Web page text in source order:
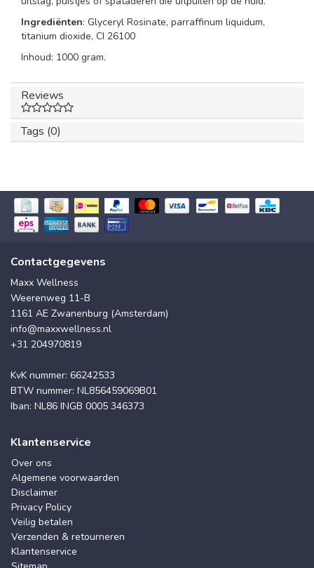
Ingrediënten: Glyceryl Rosinate, parraffinum liquidum,
titanium dioxide, CI 26100
Inhoud: 1000 gram.
Reviews
Tags (0)
Contactgegevens
Maxx Wellness
Weerenweg 11-B
1161 AE Zwanenburg (Amsterdam)
info@maxxwellness.nl
+31 204970819
KvK nummer: 66242533
BTW nummer: NL856459069B01
Iban: NL86 INGB 0005 346373
Klantenservice
Over ons
Algemene voorwaarden
Disclaimer
Privacy Policy
Veilig betalen
Verzenden & retourneren
Klantenservice